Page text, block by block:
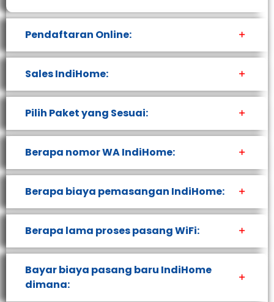
Pendaftaran Online:
Sales IndiHome:
Pilih Paket yang Sesuai:
Berapa nomor WA IndiHome:
Berapa biaya pemasangan IndiHome:
Berapa lama proses pasang WiFi:
Bayar biaya pasang baru IndiHome
dimana: